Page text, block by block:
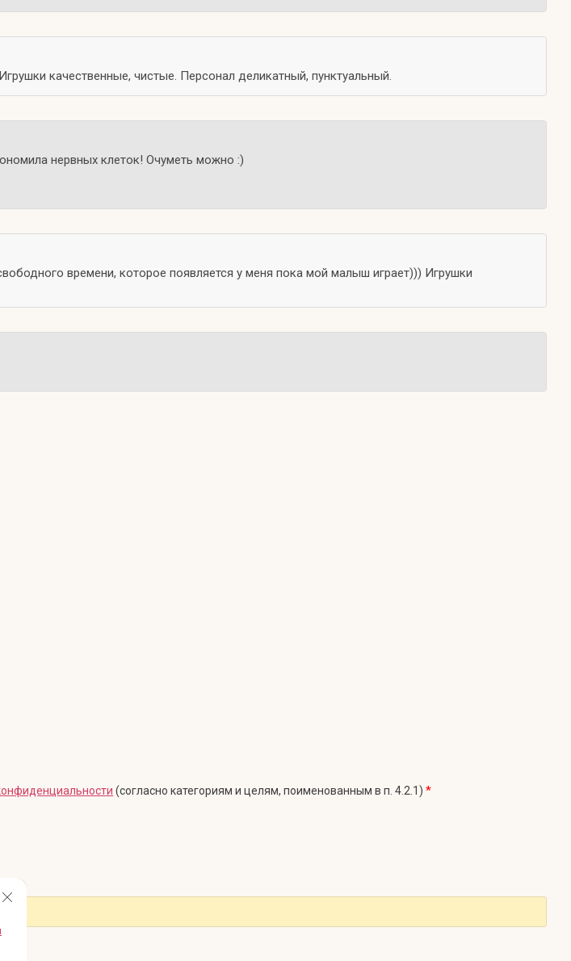
качественные, чистые. Персонал деликатный, пунктуальный.
нервных клеток! Очуметь можно :)
времени, которое появляется у меня пока мой малыш играет))) Игрушки
(согласно категориям и целям, поименованным в п. 4.2.1)*